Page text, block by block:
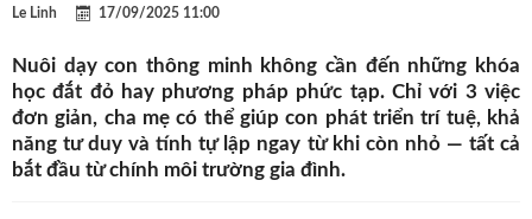
Le Linh 17/09/2025 11:00
Nuôi dạy con thông minh không cần đến những khóa
học đắt đỏ hay phương pháp phức tạp. Chỉ với 3 việc
đơn giản, cha mẹ có thể giúp con phát triển trí tuệ, khả
năng tư duy và tính tự lập ngay từ khi còn nhỏ — tất cả
bắt đầu từ chính môi trường gia đình.